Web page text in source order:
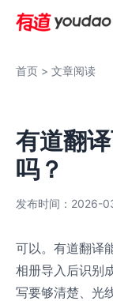
首页 > 文章阅读
有道翻
吗？
发布时间：2026-
可以。有道翻译
相册导入后识别
写要够清楚、光